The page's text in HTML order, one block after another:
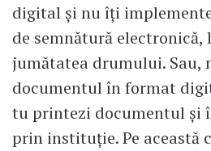
digital și nu îți
de semnătură electronică,
jumătatea drumului. Sau,
documentul în format
tu printezi documentul și
prin instituție. Pe această